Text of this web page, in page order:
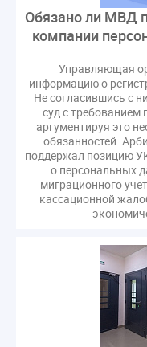
Обязано ли МВД
компании
Управляющая
информацию о
Не согласившись с
суд с требованием
аргументируя это
обязанностей.
поддержал позицию
о персональных
миграционного
кассационной